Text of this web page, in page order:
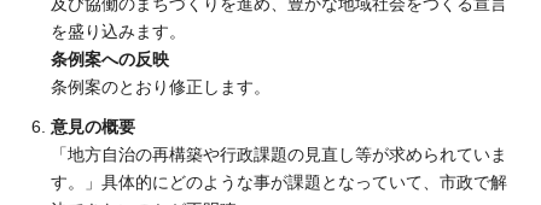
を盛り込みます。
条例案への反映
条例案のとおり修正します。
意見の概要
「地方自治の再構築や行政課題の見直し等が求められていま
す。」具体的にどのような事が課題となっていて、市政で解